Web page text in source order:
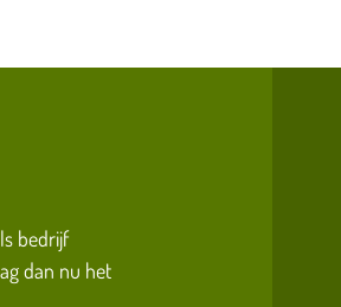
bedrijf
dan nu het